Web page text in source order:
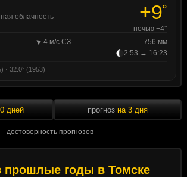
облачность +9°
ночью +4°
4 м/с СЗ
756 мм
2:53 → 16:23
· 32.0° (1953)
дней
достоверность прогнозов
прогноз на 3 дня
прошлые годы в Томске